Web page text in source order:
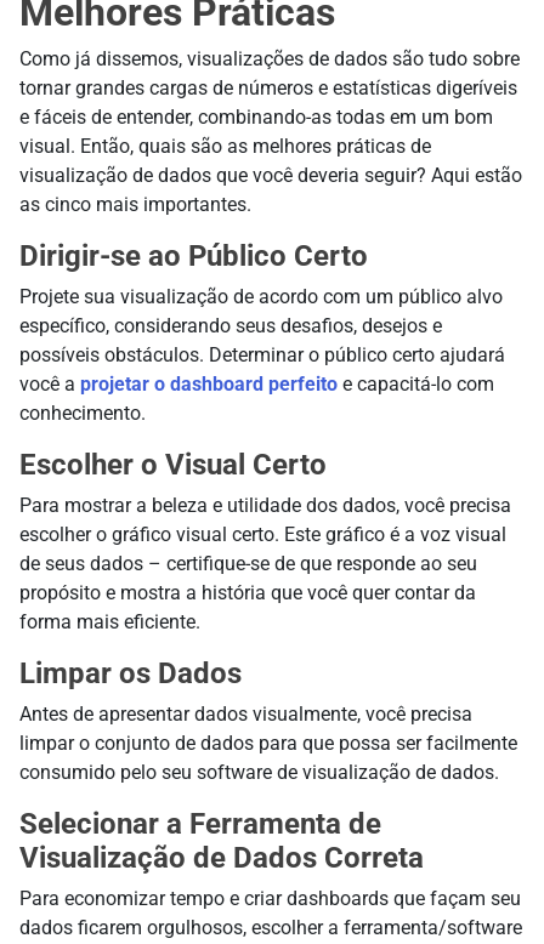
Melhores Práticas
Como já dissemos, visualizações de dados são tudo sobre
tornar grandes cargas de números e estatísticas digeríveis
e fáceis de entender, combinando-as todas em um bom
visual. Então, quais são as melhores práticas de
visualização de dados que você deveria seguir? Aqui estão
as cinco mais importantes.
Dirigir-se ao Público Certo
Projete sua visualização de acordo com um público alvo
específico, considerando seus desafios, desejos e
possíveis obstáculos. Determinar o público certo ajudará
você a projetar o dashboard perfeito e capacitá-lo com
conhecimento.
Escolher o Visual Certo
Para mostrar a beleza e utilidade dos dados, você precisa
escolher o gráfico visual certo. Este gráfico é a voz visual
de seus dados – certifique-se de que responde ao seu
propósito e mostra a história que você quer contar da
forma mais eficiente.
Limpar os Dados
Antes de apresentar dados visualmente, você precisa
limpar o conjunto de dados para que possa ser facilmente
consumido pelo seu software de visualização de dados.
Selecionar a Ferramenta de
Visualização de Dados Correta
Para economizar tempo e criar dashboards que façam seu
dados ficarem orgulhosos, escolher a ferramenta/software